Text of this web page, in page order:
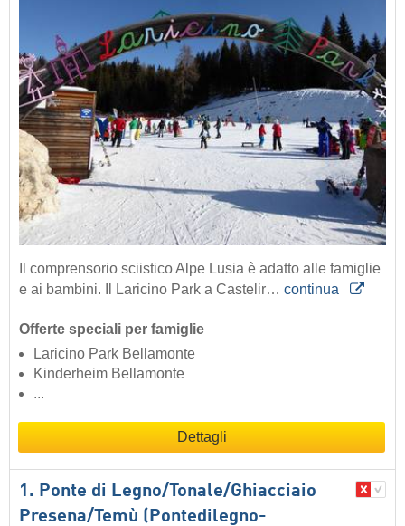
Il comprensorio sciistico Alpe Lusia è adatto alle famiglie
e ai bambini. Il Laricino Park a Castelir… continua
Offerte speciali per famiglie
Laricino Park Bellamonte
Kinderheim Bellamonte
...
Dettagli
1. Ponte di Legno/​Tonale/​Ghiacciaio
Presena/​Temù (Pontedilegno-